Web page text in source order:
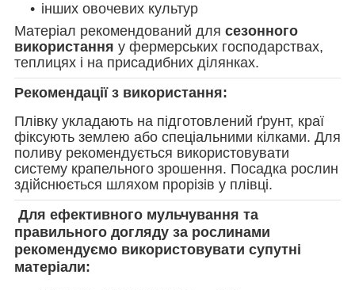
інших овочевих культур
Матеріал рекомендований для сезонного
використання у фермерських господарствах,
теплицях і на присадибних ділянках.
Рекомендації з використання:
Плівку укладають на підготовлений ґрунт, краї
фіксують землею або спеціальними кілками. Для
поливу рекомендується використовувати
систему крапельного зрошення. Посадка рослин
здійснюється шляхом прорізів у плівці.
Для ефективного мульчування та
правильного догляду за рослинами
рекомендуємо використовувати супутні
матеріали: